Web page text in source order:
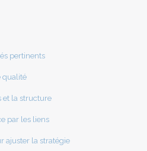
pertinents
qualité
et la structure
par les liens
ajuster la stratégie